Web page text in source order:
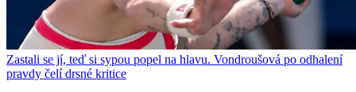
Zastali se jí, teď si sypou popel na hlavu. Vondroušová po odhalení
pravdy čelí drsné kritice